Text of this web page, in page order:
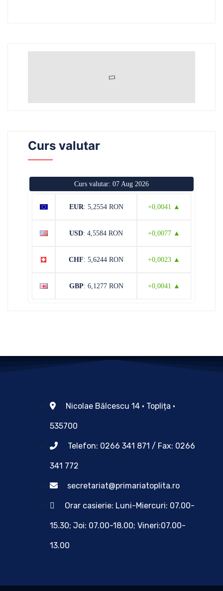
Curs valutar
Curs valutar: 07 Aug 2026
EUR: 5,2554 RON +0,0041 ▲
USD: 4,5584 RON +0,0077 ▲
CHF: 5,6244 RON +0,0023 ▲
GBP: 6,1277 RON +0,0041 ▲
Nicolae Bălcescu 14 • Toplița •
535700
Telefon: 0266 341 871 / Fax: 0266
341 772
secretariat@primariatoplita.ro
Orar casierie: Luni-Miercuri: 07.00-
15.30; Joi: 07.00-18.00; Vineri:07.00-
13.00